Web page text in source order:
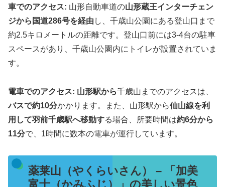
車でのアクセス: 山形自動車道の山形蔵王インターチェン
ジから国道286号を経由 し、千歳山公園にある登山口まで
約2.5キロメートルの距離です。登山口前には3-4台の駐車
スペースがあり、千歳山公園内にトイレが設置されていま
す​​​​。
電車でのアクセス: 山形駅から千歳山までのアクセスは、
バスで約10分かかります​​。また、山形駅から仙山線を利
用して羽前千歳駅へ移動する場合、所要時間は約6分から
11分で、1時間に数本の電車が運行しています​​。
薬莱山（やくらいさん） – 「加美
富士（かみふじ）」の美しい景色